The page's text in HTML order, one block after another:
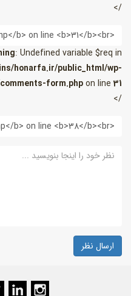
/>
ایمیل
: Undefined variable $req in
honarfa.ir/public_html/wp-
form.phpon line31
/>